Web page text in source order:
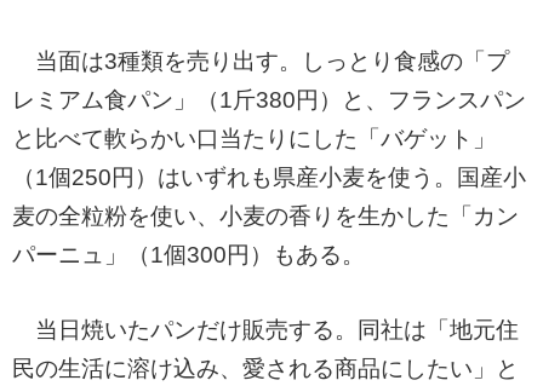
当面は3種類を売り出す。しっとり食感の「プ
レミアム食パン」（1斤380円）と、フランスパン
と比べて軟らかい口当たりにした「バゲット」
（1個250円）はいずれも県産小麦を使う。国産小
麦の全粒粉を使い、小麦の香りを生かした「カン
パーニュ」（1個300円）もある。
当日焼いたパンだけ販売する。同社は「地元住
民の生活に溶け込み、愛される商品にしたい」と